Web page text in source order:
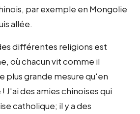
par exemple en Mongolie
allée.
différentes religions est
où chacun vit comme il
plus grande mesure qu'en
J'ai des amies chinoises qui
catholique; il y a des